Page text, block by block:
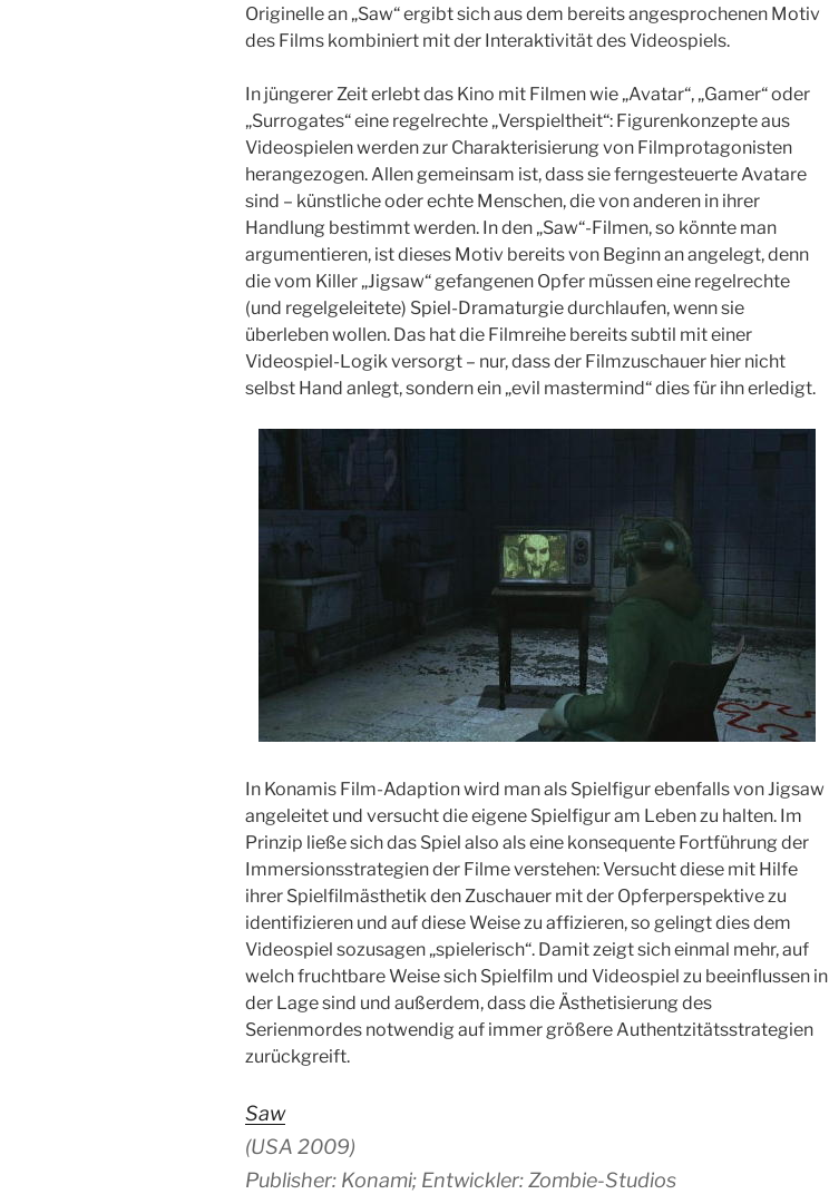
Originelle an „Saw“ ergibt sich aus dem bereits angesprochenen Motiv
des Films kombiniert mit der Interaktivität des Videospiels.
In jüngerer Zeit erlebt das Kino mit Filmen wie „Avatar“, „Gamer“ oder
„Surrogates“ eine regelrechte „Verspieltheit“: Figurenkonzepte aus
Videospielen werden zur Charakterisierung von Filmprotagonisten
herangezogen. Allen gemeinsam ist, dass sie ferngesteuerte Avatare
sind – künstliche oder echte Menschen, die von anderen in ihrer
Handlung bestimmt werden. In den „Saw“-Filmen, so könnte man
argumentieren, ist dieses Motiv bereits von Beginn an angelegt, denn
die vom Killer „Jigsaw“ gefangenen Opfer müssen eine regelrechte
(und regelgeleitete) Spiel-Dramaturgie durchlaufen, wenn sie
überleben wollen. Das hat die Filmreihe bereits subtil mit einer
Videospiel-Logik versorgt – nur, dass der Filmzuschauer hier nicht
selbst Hand anlegt, sondern ein „evil mastermind“ dies für ihn erledigt.
In Konamis Film-Adaption wird man als Spielfigur ebenfalls von Jigsaw
angeleitet und versucht die eigene Spielfigur am Leben zu halten. Im
Prinzip ließe sich das Spiel also als eine konsequente Fortführung der
Immersionsstrategien der Filme verstehen: Versucht diese mit Hilfe
ihrer Spielfilmästhetik den Zuschauer mit der Opferperspektive zu
identifizieren und auf diese Weise zu affizieren, so gelingt dies dem
Videospiel sozusagen „spielerisch“. Damit zeigt sich einmal mehr, auf
welch fruchtbare Weise sich Spielfilm und Videospiel zu beeinflussen in
der Lage sind und außerdem, dass die Ästhetisierung des
Serienmordes notwendig auf immer größere Authentzitätsstrategien
zurückgreift.
Saw
(USA 2009)
Publisher: Konami; Entwickler: Zombie-Studios